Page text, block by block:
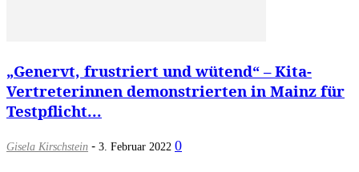
„Genervt, frustriert und wütend“ – Kita-
Vertreterinnen demonstrierten in Mainz für
Testpflicht...
Gisela Kirschstein - 3. Februar 2022 0